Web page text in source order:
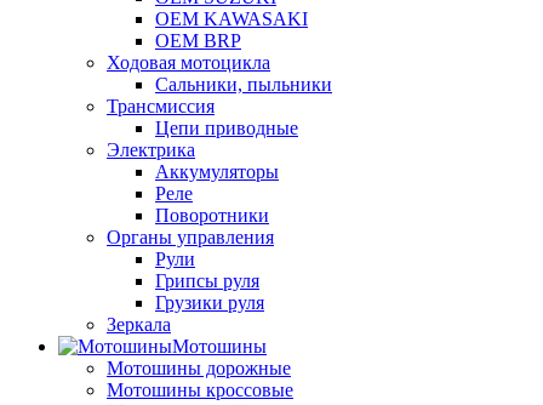
OEM KAWASAKI
OEM BRP
Ходовая мотоцикла
Сальники, пыльники
Трансмиссия
Цепи приводные
Электрика
Аккумуляторы
Реле
Поворотники
Органы управления
Рули
Грипсы руля
Грузики руля
Зеркала
Мотошины
Мотошины дорожные
Мотошины кроссовые